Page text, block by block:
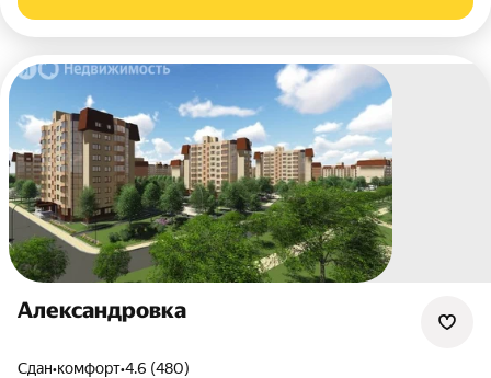
Александровка
Сдан•комфорт•4.6 (480)